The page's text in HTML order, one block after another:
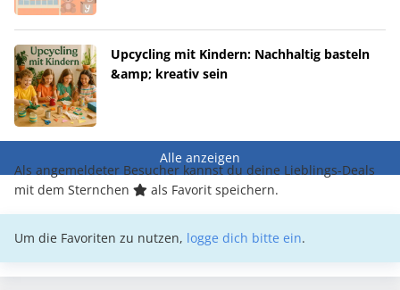
Upcycling mit Kindern: Nachhaltig basteln
&amp; kreativ sein
Alle anzeigen
Als angemeldeter Besucher kannst du deine Lieblings-Deals
mit dem Sternchen
als Favorit speichern.
Um die Favoriten zu nutzen, logge dich bitte ein.